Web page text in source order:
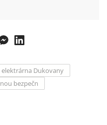
elektrárna Dukovany
bezpečn